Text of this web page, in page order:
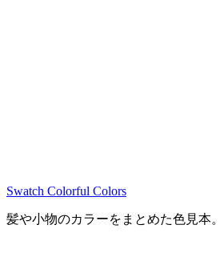
Swatch Colorful Colors
髪や小物のカラーをまとめた色見本。